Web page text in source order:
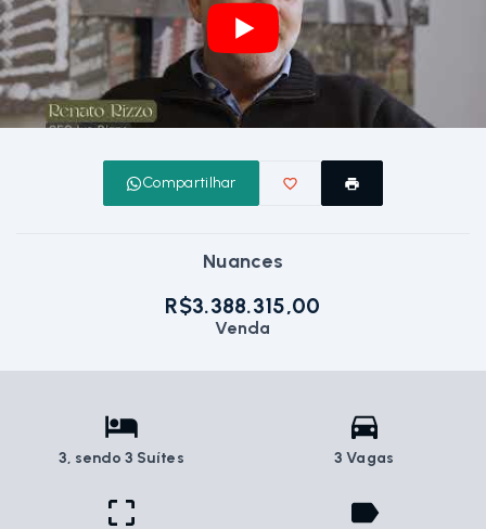
Compartilhar
Nuances
R$3.388.315,00
Venda
3, sendo 3 Suítes 3 Vagas